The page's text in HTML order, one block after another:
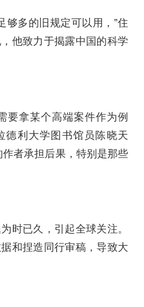
够多的旧规定可以用，”住
他致力于揭露中国的科学
要拿某个高端案件作为例
德利大学图书馆员陈晓天
者承担后果，特别是那些
时已久，引起全球关注。
和捏造同行审稿，导致大